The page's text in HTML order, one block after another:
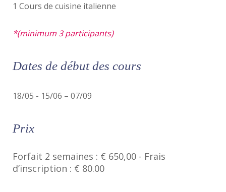
1 Cours de cuisine italienne
*(minimum 3 participants)
Dates de début des cours
18/05 - 15/06 – 07/09
Prix
Forfait 2 semaines : € 650,00 - Frais
d’inscription : € 80.00